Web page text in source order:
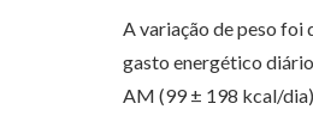
A variação de peso foi
gasto energético
AM (99 ± 198 kcal/